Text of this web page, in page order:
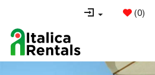
(0)